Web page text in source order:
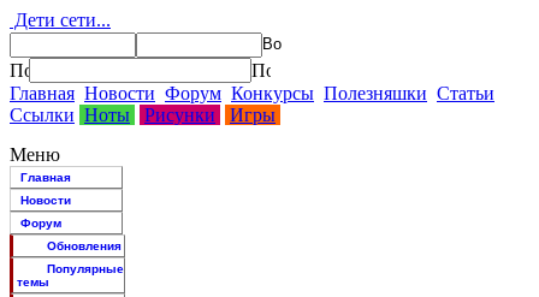
Дети сети...
Главная Новости Форум Конкурсы Полезняшки Статьи
Ссылки Ноты Рисунки
Игры
Меню
Главная
Новости
Форум
Обновления
Популярные
темы